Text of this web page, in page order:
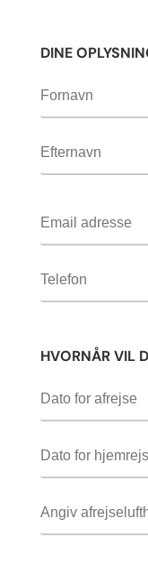
DINE
HVORNÅR VIL